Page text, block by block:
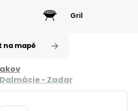
Gril
na mapě
- Zadar